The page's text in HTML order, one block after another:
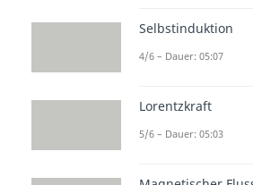
Setzt du diese
magnetischen
nach geringem
Selbstinduktion
4/6 – Dauer: 05:07
Lorentzkraft
5/6 – Dauer: 05:03